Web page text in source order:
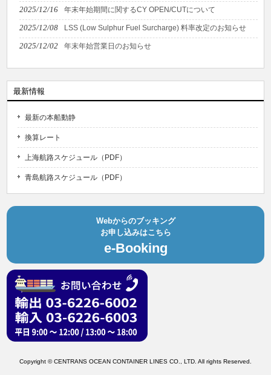
2025/12/16 年末年始期間に関するCY OPEN/CUTについて
2025/12/08 LSS (Low Sulphur Fuel Surcharge) 料率改定のお知らせ
2025/12/02 年末年始営業日のお知らせ
最新情報
最新の本船動静
換算レート
上海航路スケジュール（PDF）
青島航路スケジュール（PDF）
Webからのブッキング
お申し込みはこちら
e-Booking
Copyright © CENTRANS OCEAN CONTAINER LINES CO., LTD. All rights Reserved.